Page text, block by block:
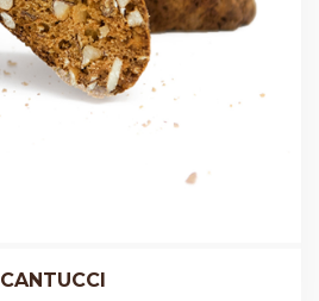
CANTUCCI